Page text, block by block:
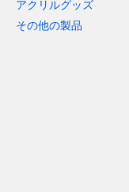
アクリルグッズ
その他の製品